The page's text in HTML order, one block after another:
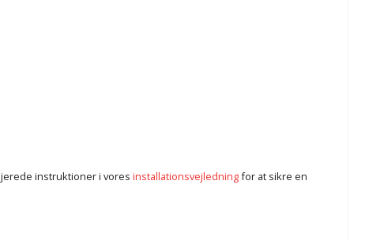
instruktioner i vores installationsvejledningfor at sikre en